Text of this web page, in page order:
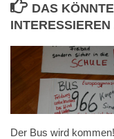
DAS
Der Bus wird kommen!